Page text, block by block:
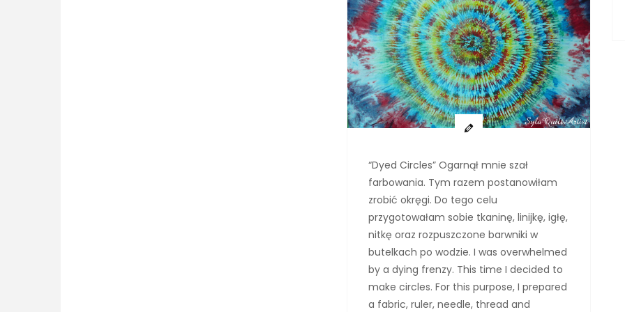
“Dyed Circles” Ogarnął mnie szał
farbowania. Tym razem postanowiłam
zrobić okręgi. Do tego celu
przygotowałam sobie tkaninę, linijkę, igłę,
nitkę oraz rozpuszczone barwniki w
butelkach po wodzie. I was overwhelmed
by a dying frenzy. This time I decided to
make circles. For this purpose, I prepared
a fabric, ruler, needle, thread and